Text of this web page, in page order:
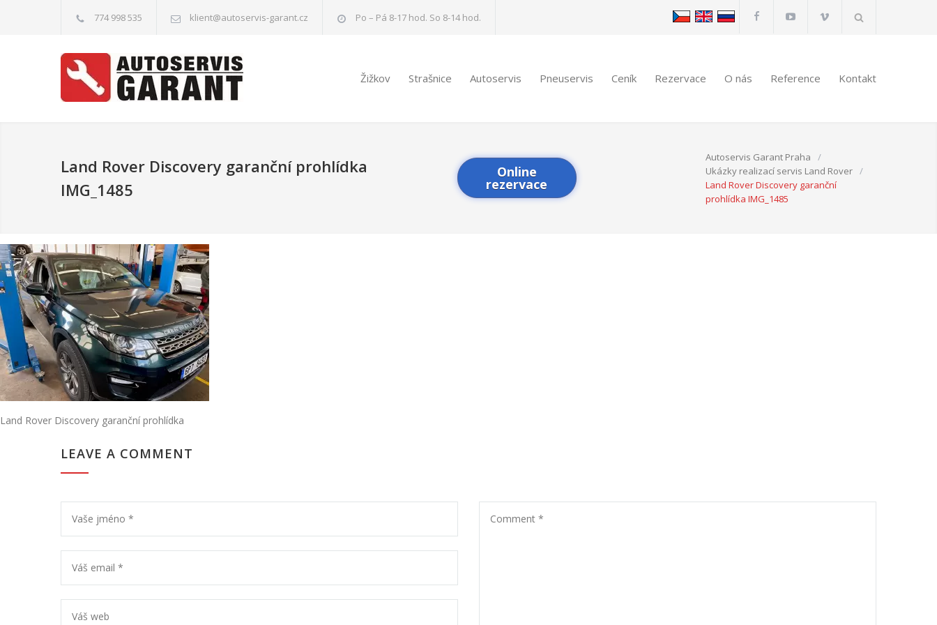
774 998 535 klient@autoservis-garant.cz Po – Pá 8-17 hod. So 8-14 hod.
Žižkov Strašnice Autoservis Pneuservis Ceník Rezervace O nás Reference Kontakt
Land Rover Discovery garanční prohlídka
IMG_1485
Online
rezervace
Autoservis Garant Praha
/
Ukázky realizací servis Land Rover /
Land Rover Discovery garanční
prohlídka IMG_1485
Land Rover Discovery garanční prohlídka
LEAVE A COMMENT